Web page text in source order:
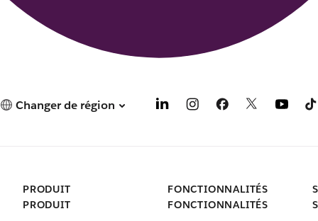
Changer de région
PRODUIT
PRODUIT
FONCTIONNALITÉS
FONCTIONNALITÉS